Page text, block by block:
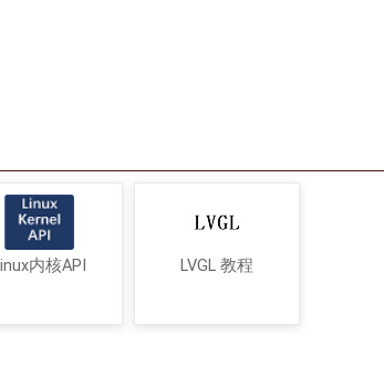
内核API LVGL 教程